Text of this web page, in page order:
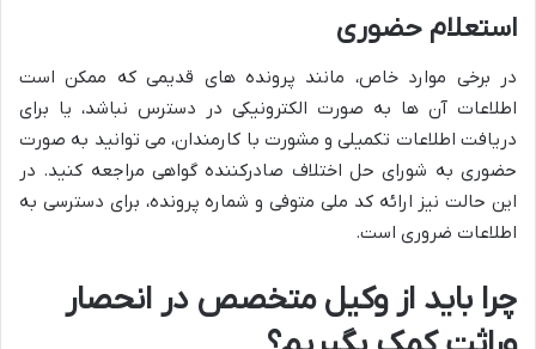
استعلام حضوری
در برخی موارد خاص، مانند پرونده های قدیمی که ممکن است
اطلاعات آن ها به صورت الکترونیکی در دسترس نباشد، یا برای
دریافت اطلاعات تکمیلی و مشورت با کارمندان، می توانید به صورت
حضوری به شورای حل اختلاف صادرکننده گواهی مراجعه کنید. در
این حالت نیز ارائه کد ملی متوفی و شماره پرونده، برای دسترسی به
اطلاعات ضروری است.
چرا باید از وکیل متخصص در انحصار